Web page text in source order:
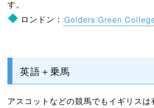
す。
ロンドン： Golders Green
英語＋乗馬
アスコットなどの競馬でもイギリスは